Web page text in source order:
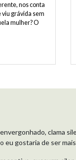
nos conta
viu grávida sem
mulher? O
clama
eu gostaria de ser